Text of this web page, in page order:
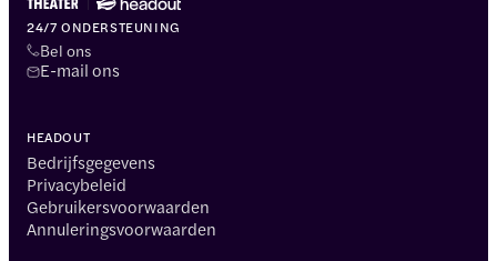
24/7 ONDERSTEUNING
Bel ons
E-mail ons
HEADOUT
Bedrijfsgegevens
Privacybeleid
Gebruikersvoorwaarden
Annuleringsvoorwaarden